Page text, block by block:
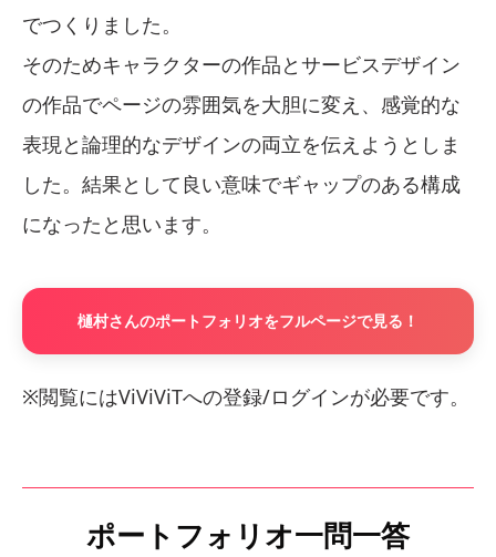
でつくりました。
そのためキャラクターの作品とサービスデザイン
の作品でページの雰囲気を大胆に変え、感覚的な
表現と論理的なデザインの両立を伝えようとしま
した。結果として良い意味でギャップのある構成
になったと思います。
樋村さんのポートフォリオをフルページで見る！
※閲覧にはViViViTへの登録/ログインが必要です。
ポートフォリオ一問一答